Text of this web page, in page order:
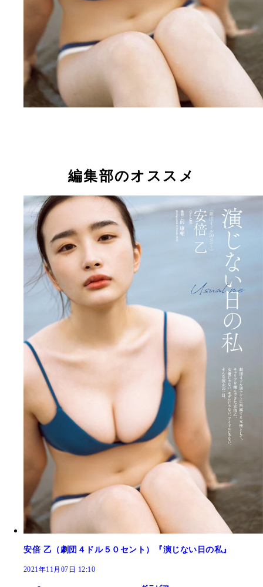
編集部のオススメ
安倍 乙（劇団４ドル５０セント）『演じない日の私』
2021年11月07日 12:10